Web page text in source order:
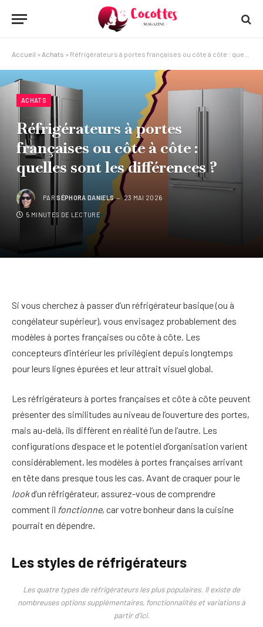
Accueil » Achats » Réfrigérateurs à portes françaises ou côte à côte : quelles sont les différences ?
ACHATS
Réfrigérateurs à portes
françaises ou côte à côte :
quelles sont les différences ?
PAR SÉPHORA DANIELS 23 MAI 2026
5 MINUTES DE LECTURE
Si vous cherchez à passer d’un réfrigérateur basique (ou à
congélateur supérieur), vous envisagez probablement des
modèles à portes françaises ou côte à côte. Les
concepteurs d’intérieur les privilégient depuis longtemps
pour leurs lignes épurées et leur attrait visuel global.
Les réfrigérateurs à portes françaises et côte à côte peuvent
présenter des similitudes au niveau de l’ouverture des portes,
mais au-delà, ils diffèrent en réalité l’un de l’autre. Les
configurations d’espace et le potentiel d’organisation varient
considérablement, les modèles à portes françaises arrivant
en tête dans presque tous les cas. Avant de craquer pour le
lookd’un réfrigérateur, assurez-vous de comprendre
comment il fonctionne, car votre bonheur dans la cuisine
pourrait en dépendre.
Les styles de réfrigérateurs
Les quatre types de réfrigérateurs les plus populaires. Il existe de
nombreuses options supplémentaires, fonctionnalités et variations à
partir d’ici.